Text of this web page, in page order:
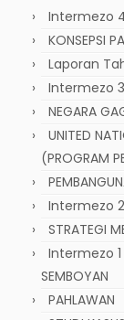
Intermezo
KONSEPSI
Laporan
Intermezo 3:
NEGARA
UNITED
(PROGRAM
Intermezo 2
STRATEGI
Intermezo 1
SEMBOYAN
PAHLAWAN